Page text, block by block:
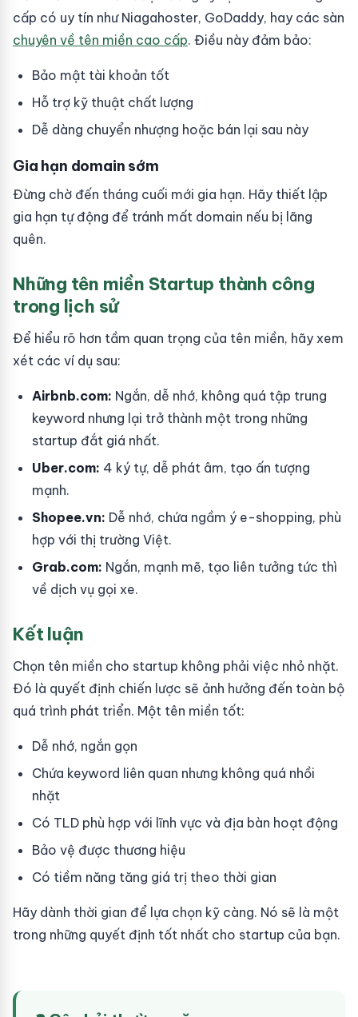
cấp có uy tín như Niagahoster, GoDaddy, hay các sàn
chuyên về tên miền cao cấp. Điều này đảm bảo:
Bảo mật tài khoản tốt
Hỗ trợ kỹ thuật chất lượng
Dễ dàng chuyển nhượng hoặc bán lại sau này
Gia hạn domain sớm
Đừng chờ đến tháng cuối mới gia hạn. Hãy thiết lập
gia hạn tự động để tránh mất domain nếu bị lãng
quên.
Những tên miền Startup thành công
trong lịch sử
Để hiểu rõ hơn tầm quan trọng của tên miền, hãy xem
xét các ví dụ sau:
Airbnb.com: Ngắn, dễ nhớ, không quá tập trung
keyword nhưng lại trở thành một trong những
startup đắt giá nhất.
Uber.com: 4 ký tự, dễ phát âm, tạo ấn tượng
mạnh.
Shopee.vn: Dễ nhớ, chứa ngầm ý e-shopping, phù
hợp với thị trường Việt.
Grab.com: Ngắn, mạnh mẽ, tạo liên tưởng tức thì
về dịch vụ gọi xe.
Kết luận
Chọn tên miền cho startup không phải việc nhỏ nhặt.
Đó là quyết định chiến lược sẽ ảnh hưởng đến toàn bộ
quá trình phát triển. Một tên miền tốt:
Dễ nhớ, ngắn gọn
Chứa keyword liên quan nhưng không quá nhồi
nhặt
Có TLD phù hợp với lĩnh vực và địa bàn hoạt động
Bảo vệ được thương hiệu
Có tiềm năng tăng giá trị theo thời gian
Hãy dành thời gian để lựa chọn kỹ càng. Nó sẽ là một
trong những quyết định tốt nhất cho startup của bạn.